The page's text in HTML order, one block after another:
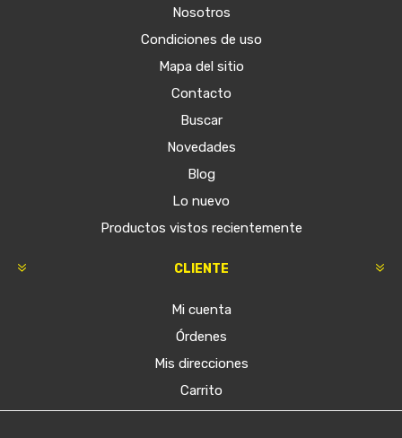
Nosotros
Condiciones de uso
Mapa del sitio
Contacto
Buscar
Novedades
Blog
Lo nuevo
Productos vistos recientemente
CLIENTE
Mi cuenta
Órdenes
Mis direcciones
Carrito